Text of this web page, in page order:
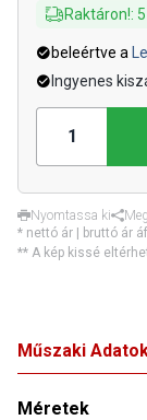
Raktáron!: 5
beleértve a
Ingyenes
Nyomtassa ki
* nettó ár | bruttó ár
** A kép kissé
Műszaki
Méretek